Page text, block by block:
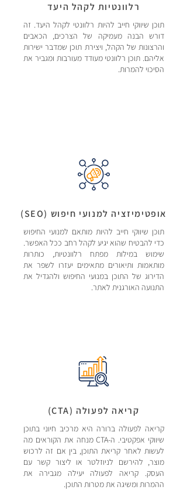
רלוונטיות לקהל היעד
תוכן שיווקי חייב להיות רלוונטי לקהל היעד. זה
דורש הבנה מעמיקה של הצרכים, הכאבים
והרצונות של הקהל, ויצירת תוכן שמדבר ישירות
אליהם. תוכן רלוונטי מעודד מעורבות ומגביר את
הסיכוי להמרות.
אופטימיזציה למנועי חיפוש (SEO)
תוכן שיווקי חייב להיות מותאם למנועי החיפוש
כדי להבטיח שהוא יגיע לקהל רחב ככל האפשר.
שימוש במילות מפתח רלוונטיות, כותרות
מותאמות ותיאורים מתאימים יעזרו לשפר את
הדירוג של התוכן במנועי החיפוש ולהגדיל את
התנועה האורגנית לאתר.
קריאה לפעולה (CTA)
קריאה לפעולה ברורה היא מרכיב חיוני בתוכן
שיווקי אפקטיבי. ה-CTA מנחה את הקוראים מה
לעשות לאחר קריאת התוכן, בין אם זה לרכוש
מוצר, להירשם לניוזלטר או ליצור קשר עם
העסק. קריאה לפעולה יעילה מגבירה את
ההמרות ומשיגה את מטרות התוכן.